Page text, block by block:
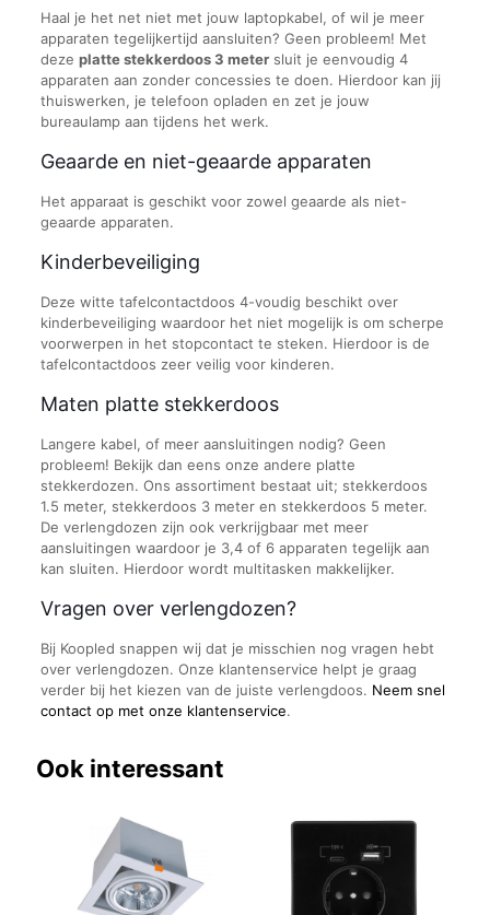
Haal je het net niet met jouw laptopkabel, of wil je meer
apparaten tegelijkertijd aansluiten? Geen probleem! Met
deze platte stekkerdoos 3 metersluit je eenvoudig 4
apparaten aan zonder concessies te doen. Hierdoor kan jij
thuiswerken, je telefoon opladen en zet je jouw
bureaulamp aan tijdens het werk.
Geaarde en niet-geaarde apparaten
Het apparaat is geschikt voor zowel geaarde als niet-
geaarde apparaten.
Kinderbeveiliging
Deze witte tafelcontactdoos 4-voudig beschikt over
kinderbeveiliging waardoor het niet mogelijk is om scherpe
voorwerpen in het stopcontact te steken. Hierdoor is de
tafelcontactdoos zeer veilig voor kinderen.
Maten platte stekkerdoos
Langere kabel, of meer aansluitingen nodig? Geen
probleem! Bekijk dan eens onze andere platte
stekkerdozen. Ons assortiment bestaat uit; stekkerdoos
1.5 meter, stekkerdoos 3 meter en stekkerdoos 5 meter.
De verlengdozen zijn ook verkrijgbaar met meer
aansluitingen waardoor je 3,4 of 6 apparaten tegelijk aan
kan sluiten. Hierdoor wordt multitasken makkelijker.
Vragen over verlengdozen?
Bij Koopled snappen wij dat je misschien nog vragen hebt
over verlengdozen. Onze klantenservice helpt je graag
verder bij het kiezen van de juiste verlengdoos. Neem snel
contact op met onze klantenservice.
Ook interessant